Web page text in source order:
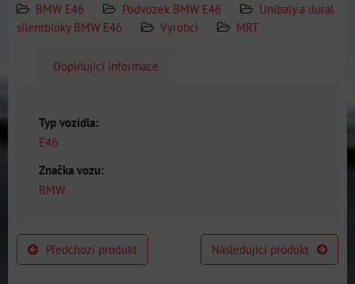
BMW E46
Podvozek BMW E46
Unibaly a dural
silentbloky BMW E46
Výrobci MRT
Doplňující informace
Typ vozidla:
E46
Značka vozu:
BMW
Předchozí produkt Následující produkt